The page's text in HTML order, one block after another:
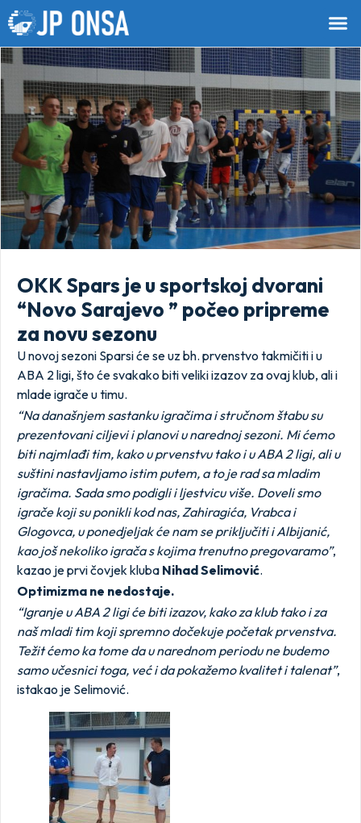
OKK Spars je u sportskoj dvorani
“Novo Sarajevo ” počeo pripreme
za novu sezonu
U novoj sezoni Sparsi će se uz bh. prvenstvo takmičiti i u
ABA 2 ligi, što će svakako biti veliki izazov za ovaj klub, ali i
mlade igrače u timu.
“Na današnjem sastanku igračima i stručnom štabu su
prezentovani ciljevi i planovi u narednoj sezoni. Mi ćemo
biti najmlađi tim, kako u prvenstvu tako i u ABA 2 ligi, ali u
suštini nastavljamo istim putem, a to je rad sa mladim
igračima. Sada smo podigli i ljestvicu više. Doveli smo
igrače koji su ponikli kod nas, Zahiragića, Vrabca i
Glogovca, u ponedjeljak će nam se priključiti i Albijanić,
kao još nekoliko igrača s kojima trenutno pregovaramo”,
kazao je prvi čovjek kluba Nihad Selimović.
Optimizma ne nedostaje.
“Igranje u ABA 2 ligi će biti izazov, kako za klub tako i za
naš mladi tim koji spremno dočekuje početak prvenstva.
Težit ćemo ka tome da u narednom periodu ne budemo
samo učesnici toga, već i da pokažemo kvalitet i talenat”,
istakao je Selimović.